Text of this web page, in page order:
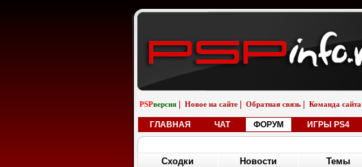
PSPверсия Новое на сайте Обратная связь Команда сайта
ГЛАВНАЯ ЧАТ ФОРУМ ИГРЫ PS4
Сходки Новости Темы